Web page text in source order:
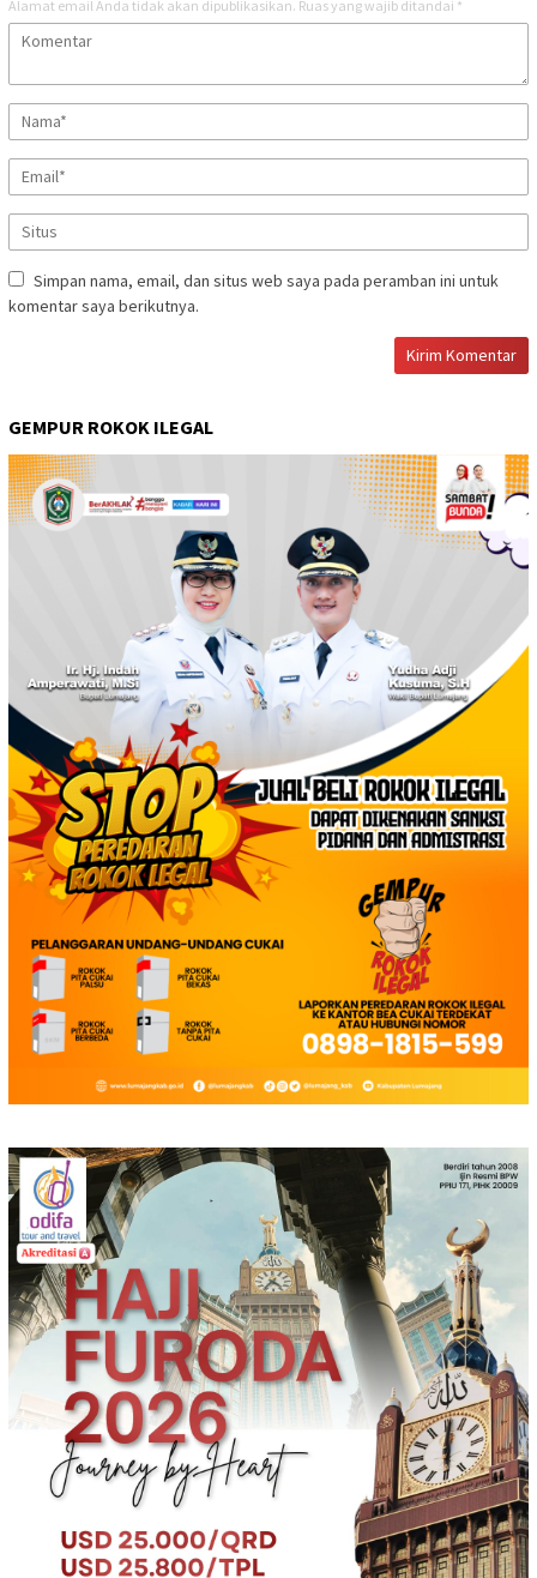
Alamat email Anda tidak akan dipublikasikan. Ruas yang wajib ditandai *
Simpan nama, email, dan situs web saya pada peramban ini untuk
komentar saya berikutnya.
GEMPUR ROKOK ILEGAL